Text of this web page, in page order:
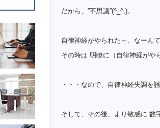
だから、”不思議”(^_^;)。
自律神経がやられた～、なーん
その時は 明瞭に（自律神経がや
・・・なので、自律神経失調を
そして、その後、より敏感に 数